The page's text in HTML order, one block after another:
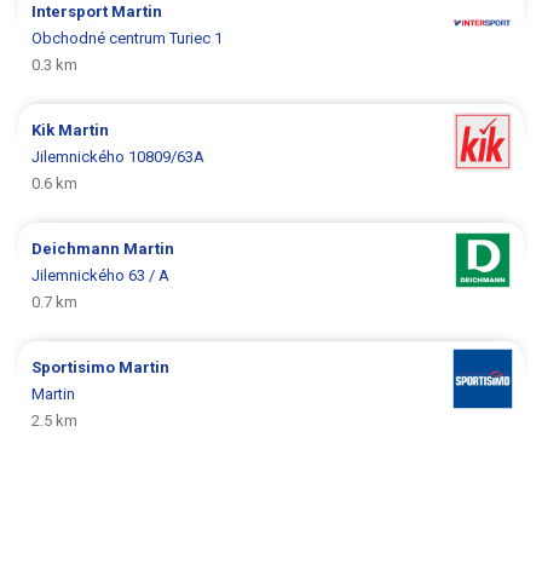
Intersport Martin
Obchodné centrum Turiec 1
0.3 km
Kik Martin
Jilemnického 10809/63A
0.6 km
Deichmann Martin
Jilemnického 63 / A
0.7 km
Sportisimo Martin
Martin
2.5 km